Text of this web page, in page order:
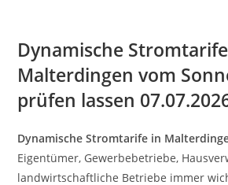
Dynamische
Malterdingen vom
prüfen lassen
Dynamische Stromtarife in
Eigentümer, Gewerbebetriebe,
landwirtschaftliche Betriebe immer